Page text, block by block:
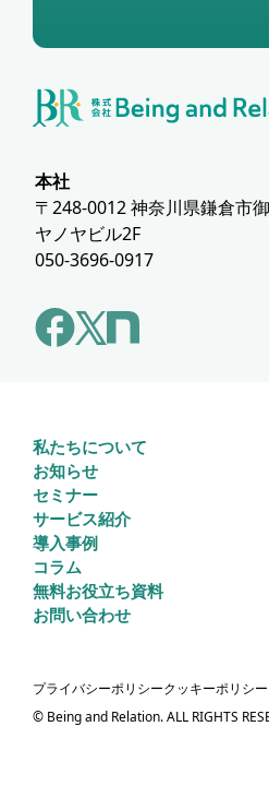
本社
〒248-0012 神奈川県鎌倉市
ヤノヤビル2F
050-3696-0917
私たちについて
お知らせ
セミナー
サービス紹介
導入事例
コラム
無料お役立ち資料
お問い合わせ
プライバシーポリシークッキーポリシー
© Being and Relation. ALL RIGHTS